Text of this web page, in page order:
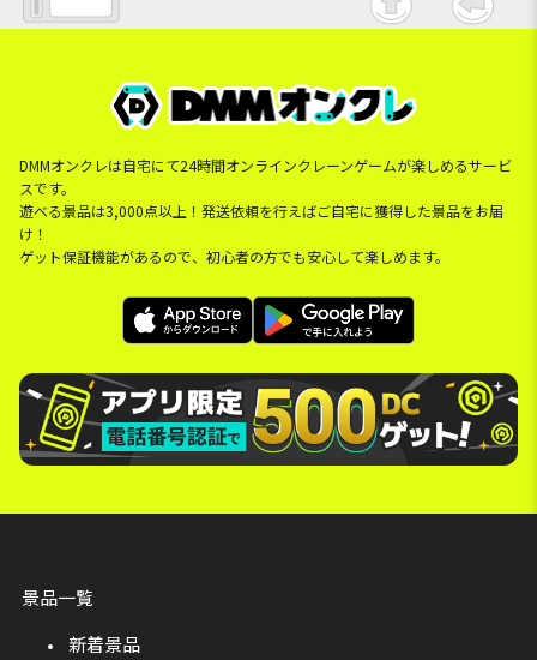
DMMオンクレは自宅にて24時間オンラインクレーンゲームが楽しめるサービ
スです。
遊べる景品は3,000点以上！発送依頼を行えばご自宅に獲得した景品をお届
け！
ゲット保証機能があるので、初心者の方でも安心して楽しめます。
景品一覧
新着景品